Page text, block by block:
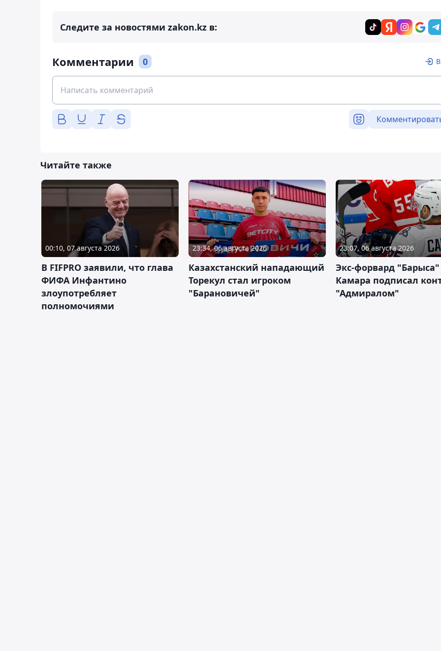
Следите за новостями zakon.kz в:
Комментарии 0
Читайте также
00:10, 07 августа 2026
В FIFPRO заявили, что глава
ФИФА Инфантино
злоупотребляет
полномочиями
23:34, 06 августа 2026
Казахстанский нападающий
Торекул стал игроком
"Барановичей"
23:07, 06 августа 2026
Экс-форвард "Барыса"
Камара подписал
"Адмиралом"